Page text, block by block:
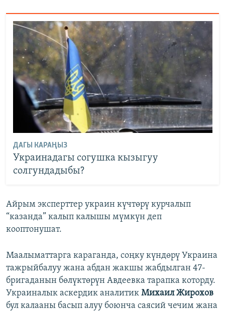
ДАГЫ КАРАҢЫЗ
Украинадагы согушка кызыгуу
солгундадыбы?
Айрым эксперттер украин күчтөрү курчалып
“казанда” калып калышы мүмкүн деп
кооптонушат.
Маалыматтарга караганда, соңку күндөрү Украина
тажрыйбалуу жана абдан жакшы жабдылган 47-
бригаданын бөлүктөрүн Авдеевка тарапка которду.
Украиналык аскердик аналитик Михаил Жирохов
бул калааны басып алуу боюнча саясий чечим жана